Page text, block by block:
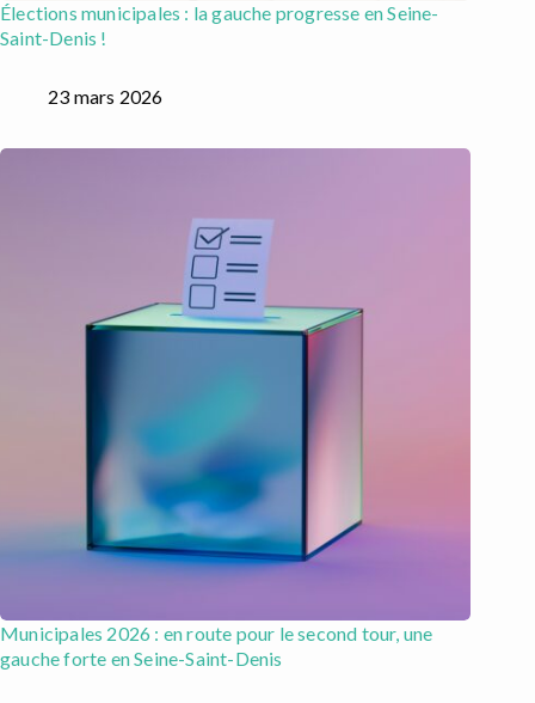
Élections municipales : la gauche progresse en Seine-
Saint-Denis !
23 mars 2026
Municipales 2026 : en route pour le second tour, une
gauche forte en Seine-Saint-Denis